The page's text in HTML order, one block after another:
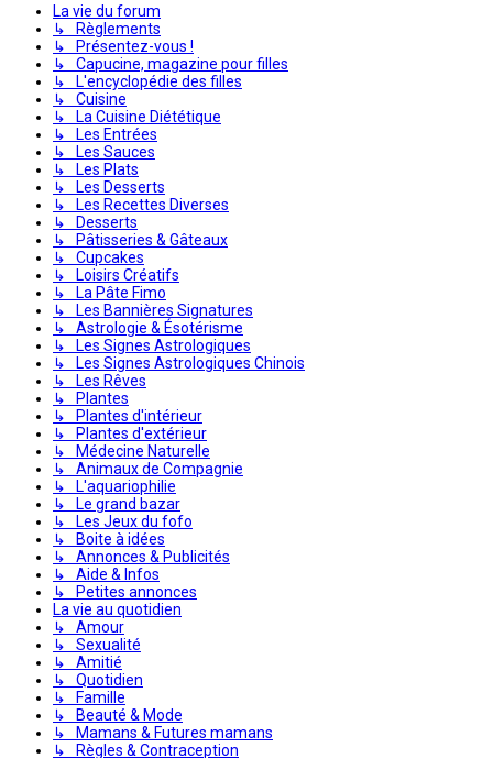
La vie du forum
↳ Règlements
↳ Présentez-vous !
↳ Capucine, magazine pour filles
↳ L'encyclopédie des filles
↳ Cuisine
↳ La Cuisine Diététique
↳ Les Entrées
↳ Les Sauces
↳ Les Plats
↳ Les Desserts
↳ Les Recettes Diverses
↳ Desserts
↳ Pâtisseries & Gâteaux
↳ Cupcakes
↳ Loisirs Créatifs
↳ La Pâte Fimo
↳ Les Bannières Signatures
↳ Astrologie & Ésotérisme
↳ Les Signes Astrologiques
↳ Les Signes Astrologiques Chinois
↳ Les Rêves
↳ Plantes
↳ Plantes d'intérieur
↳ Plantes d'extérieur
↳ Médecine Naturelle
↳ Animaux de Compagnie
↳ L'aquariophilie
↳ Le grand bazar
↳ Les Jeux du fofo
↳ Boite à idées
↳ Annonces & Publicités
↳ Aide & Infos
↳ Petites annonces
La vie au quotidien
↳ Amour
↳ Sexualité
↳ Amitié
↳ Quotidien
↳ Famille
↳ Beauté & Mode
↳ Mamans & Futures mamans
↳ Règles & Contraception